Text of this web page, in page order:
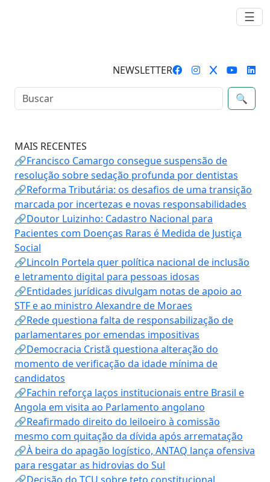
☰
NEWSLETTER
🔍
MAIS RECENTES
🔗Francisco Camargo consegue suspensão de
resolução sobre sedação profunda por dentistas
🔗Reforma Tributária: os desafios de uma transição
marcada por incertezas e novas responsabilidades
🔗Doutor Luizinho: Cadastro Nacional para
Pacientes com Doenças Raras é Medida de Justiça
Social
🔗Lincoln Portela quer política nacional de inclusão
e letramento digital para pessoas idosas
🔗Entidades jurídicas divulgam notas de apoio ao
STF e ao ministro Alexandre de Moraes
🔗Rede questiona falta de responsabilização de
parlamentares por emendas impositivas
🔗Democracia Cristã questiona alteração do
momento de verificação da idade mínima de
candidatos
🔗Fachin reforça laços institucionais entre Brasil e
Angola em visita ao Parlamento angolano
🔗Reafirmado direito do leiloeiro à comissão
mesmo com quitação da dívida após arrematação
🔗À beira do apagão logístico, ANTAQ lança ofensiva
para resgatar as hidrovias do Sul